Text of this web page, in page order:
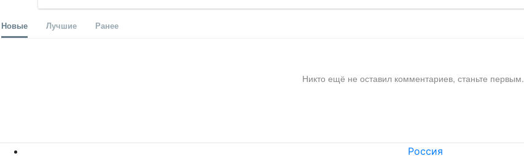
Новые Лучшие Ранее
Никто ещё не оставил комментариев, станьте первым.
Россия